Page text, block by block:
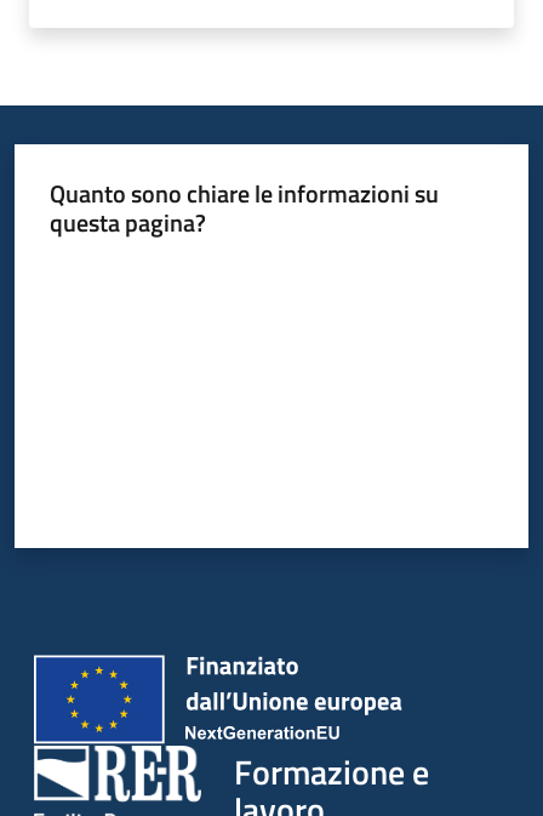
Plus
Quanto sono chiare le informazioni su
questa pagina?
Formazione e